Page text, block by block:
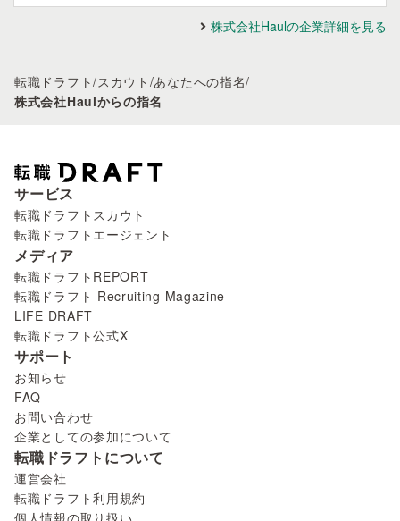
株式会社Haulの企業詳細を見る
転職ドラフト/スカウト /あなたへの指名/
株式会社Haulからの指名
サービス
転職ドラフトスカウト
転職ドラフトエージェント
メディア
転職ドラフトREPORT
転職ドラフト Recruiting Magazine
LIFE DRAFT
転職ドラフト公式X
サポート
お知らせ
FAQ
お問い合わせ
企業としての参加について
転職ドラフトについて
運営会社
転職ドラフト利用規約